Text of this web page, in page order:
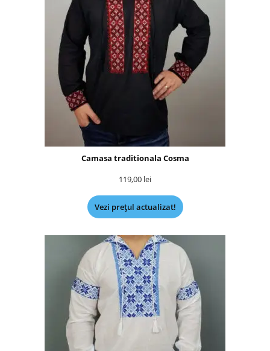
Camasa traditionala Cosma
119,00 lei
Vezi prețul actualizat!